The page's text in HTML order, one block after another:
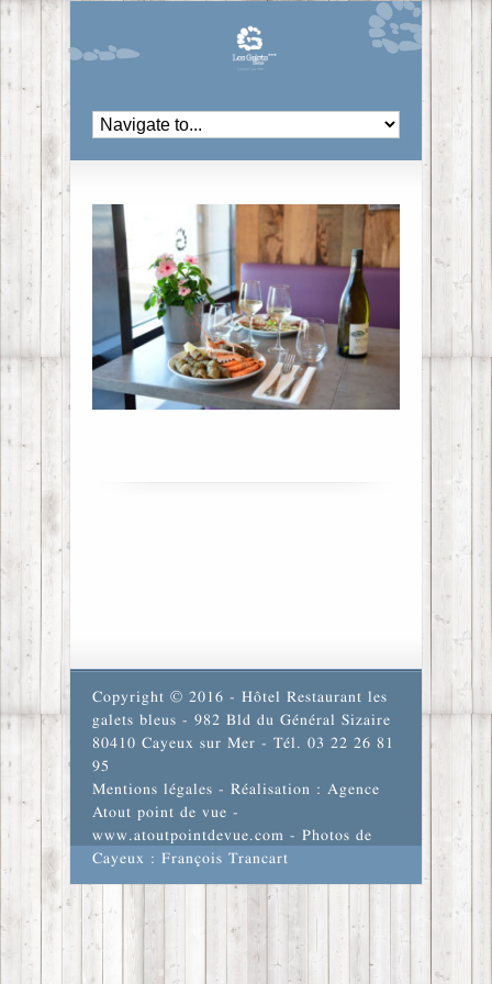
Copyright © 2016 - Hôtel Restaurant les
galets bleus - 982 Bld du Général Sizaire
80410 Cayeux sur Mer - Tél. 03 22 26 81
95
Mentions légales - Réalisation : Agence
Atout point de vue -
www.atoutpointdevue.com - Photos de
Cayeux : François Trancart